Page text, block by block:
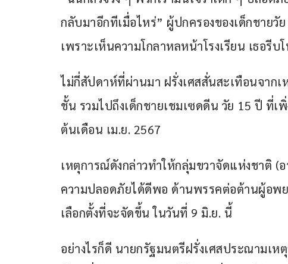
กลับมาอีกทีเมื่อไหร่” ผู้ปกครองของเด็กชาย
เพราะเห็นความโกลาหลหน้าโรงเรียน เธอรี
ไม่กี่สัปดาห์ที่ผ่านมา ฝรั่งเศสสั่นสะเทือนจาก
ชั้น รวมไปถึงเด็กชายเชมเซดดีน วัย 15 ปี ที่เ
ต้นเดือน เม.ย. 2567
เหตุการณ์ดังกล่าวทำให้กลุ่มขวาจัดแห่งชาติ (
ความปลอดภัยได้ดีพอ ด้านพรรคต่อต้านผู้อพ
เลือกตั้งที่จะจัดขึ้น ในวันที่ 9 มิ.ย. นี้
อย่างไรก็ดี นายกรัฐมนตรีฝรั่งเศสประณามเห